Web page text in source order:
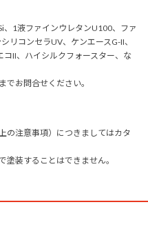
、1液ファインウレタンU100、ファ
リコンセラUV、ケンエースG-II、
コII、ハイシルクフォースター、な
お問合せください。
の注意事項）につきましてはカタ
装することはできません。